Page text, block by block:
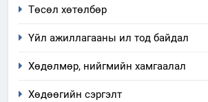
Төсөл хөтөлбөр
Үйл ажиллагааны ил тод байдал
Хөдөлмөр, нийгмийн хамгаалал
Хөдөөгийн сэргэлт
Үйл